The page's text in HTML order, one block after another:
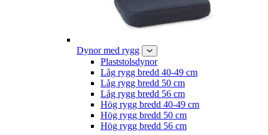
Dynor med rygg
Plaststolsdynor
Låg rygg bredd 40-49 cm
Låg rygg bredd 50 cm
Låg rygg bredd 56 cm
Hög rygg bredd 40-49 cm
Hög rygg bredd 50 cm
Hög rygg bredd 56 cm